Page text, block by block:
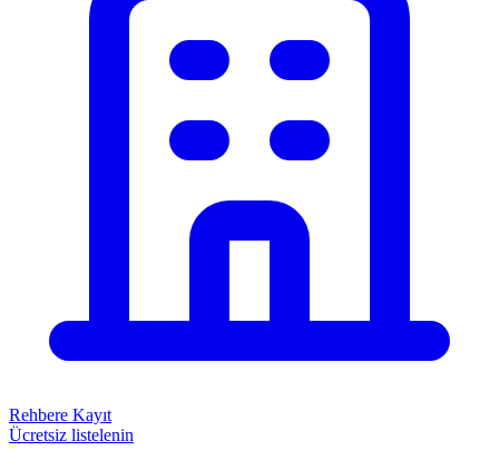
Rehbere Kayıt
Ücretsiz listelenin